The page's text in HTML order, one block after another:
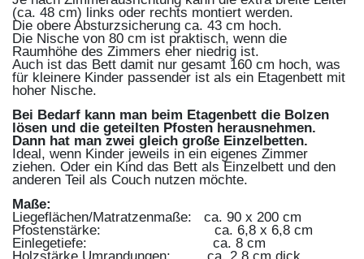
(ca. 48 cm) links oder rechts montiert werden.
Die obere Absturzsicherung ca. 43 cm hoch.
Die Nische von 80 cm ist praktisch, wenn die
Raumhöhe des Zimmers eher niedrig ist.
Auch ist das Bett damit nur gesamt 160 cm hoch, was
für kleinere Kinder passender ist als ein Etagenbett mit
hoher Nische.
Bei Bedarf kann man beim Etagenbett die Bolzen
lösen und die geteilten Pfosten herausnehmen.
Dann hat man zwei gleich große Einzelbetten.
Ideal, wenn Kinder jeweils in ein eigenes Zimmer
ziehen. Oder ein Kind das Bett als Einzelbett und den
anderen Teil als Couch nutzen möchte.
Maße:
Liegeflächen/Matratzenmaße: ca. 90 x 200 cm
Pfostenstärke: ca. 6,8 x 6,8 cm
Einlegetiefe: ca. 8 cm